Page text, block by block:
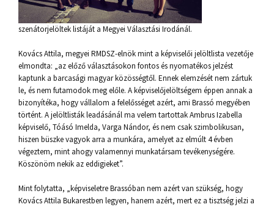
szenátorjelöltek listáját a Megyei Választási Irodánál.
Kovács Attila, megyei RMDSZ-elnök mint a képviselői jelöltlista vezetője
elmondta: „az előző választásokon fontos és nyomatékos jelzést
kaptunk a barcasági magyar közösségtől. Ennek elemzését nem zártuk
le, és nem futamodok meg előle. A képviselőjelöltségem éppen annak a
bizonyítéka, hogy vállalom a felelősséget azért, ami Brassó megyében
történt. A jelöltlisták leadásánál ma velem tartottak Ambrus Izabella
képviselő, Tóásó Imelda, Varga Nándor, és nem csak szimbolikusan,
hiszen büszke vagyok arra a munkára, amelyet az elmúlt 4 évben
végeztem, mint ahogy valamennyi munkatársam tevékenységére.
Köszönöm nekik az eddigieket”.
Mint folytatta, „képviseletre Brassóban nem azért van szükség, hogy
Kovács Attila Bukarestben legyen, hanem azért, mert ez a tisztség jelzi a